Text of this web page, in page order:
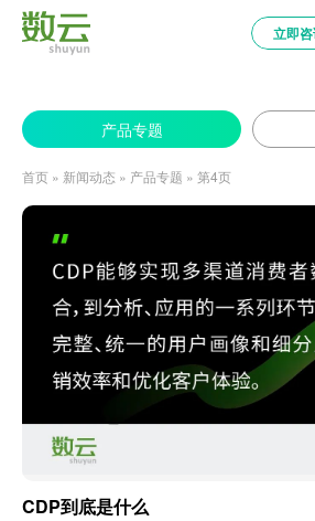
立即
产品专题
首页 » 新闻动态 » 产品专题 » 第4页
CDP到底是什么